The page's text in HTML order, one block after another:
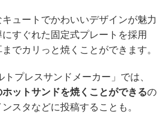
ュートでかわいいデザインが魅力
すぐれた固定式プレートを採用
でカリっと焼くことができます。
プレスサンドメーカー」では、
ットサンドを焼くことができるの
スタなどに投稿することも。